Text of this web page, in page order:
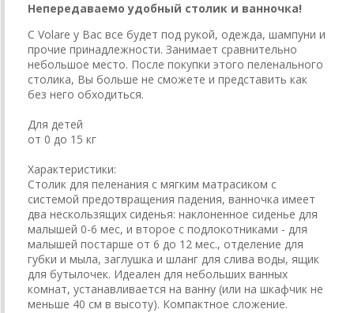
Непередаваемо удобный столик и ванночка!
С Volare у Вас все будет под рукой, одежда, шампуни и
прочие принадлежности. Занимает сравнительно
небольшое место. После покупки этого пеленального
столика, Вы больше не сможете и представить как
без него обходиться.
Для детей
от 0 до 15 кг
Характеристики:
Столик для пеленания с мягким матрасиком с
системой предотвращения падения, ванночка имеет
два нескользящих сиденья: наклоненное сиденье для
малышей 0-6 мес, и второе с подлокотниками - для
малышей постарше от 6 до 12 мес., отделение для
губки и мыла, заглушка и шланг для слива воды, ящик
для бутылочек. Идеален для небольших ванных
комнат, устанавливается на ванну (или на шкафчик не
меньше 40 см в высоту). Компактное сложение.